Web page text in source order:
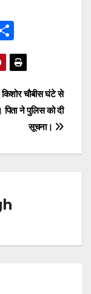
h
ar
e
किशोर चौबीस घंटे से
पिता ने पुलिस को दी
सूचना।